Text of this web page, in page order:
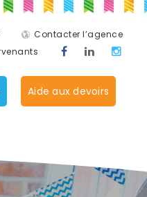
Contacter l’agence
Aide aux devoirs